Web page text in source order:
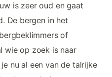
is zeer oud en gaat
De bergen in het
of
wie op zoek is naar
nu al een van de talrijke